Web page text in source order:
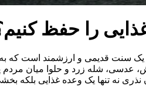
را حفظ
سنت قدیمی و ارزشمند است که
عدسی، شله‌ زرد و حلوا میان
نذری نه‌ تنها یک وعده غذایی بلکه